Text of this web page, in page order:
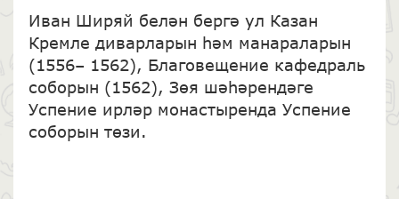
Иван Ширяй белән бергә ул Казан
Кремле диварларын һәм манараларын
(1556– 1562), Благовещение кафедраль
соборын (1562), Зөя шәһәрендәге
Успение ирләр монастыренда Успение
соборын төзи.